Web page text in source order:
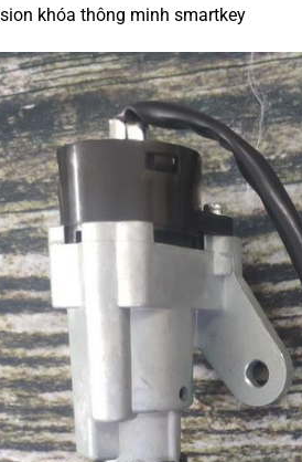
khóa thông minh smartkey